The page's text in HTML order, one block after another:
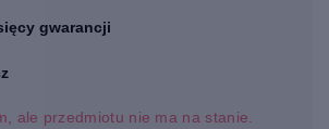
gwarancji
ale przedmiotu nie ma na stanie.